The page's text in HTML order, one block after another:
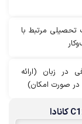
مرتبط با
(ارائه
امکان)